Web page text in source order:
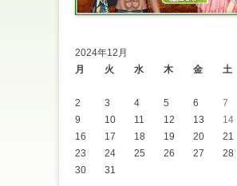
2024年12月
月
火 水 木 金 土
2
3 4 5 6 7
9
10 11 12 13 14
16
17 18 19 20 21
23
24 25 26 27 28
30
31